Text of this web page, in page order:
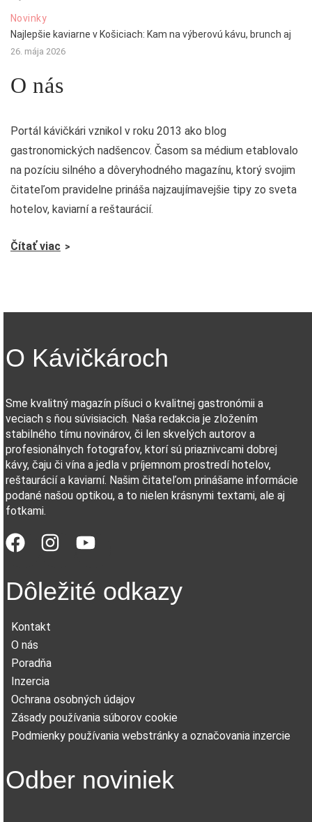
Novinky
Najlepšie kaviarne v Košiciach: Kam na výberovú kávu, brunch aj
26. mája 2026
O nás
Portál kávičkári vznikol v roku 2013 ako blog
gastronomických nadšencov. Časom sa médium etablovalo
na pozíciu silného a dôveryhodného magazínu, ktorý svojim
čitateľom pravidelne prináša najzaujímavejšie tipy zo sveta
hotelov, kaviarní a reštaurácií.
Čítať viac
O Kávičkároch
Sme kvalitný magazín píšuci o kvalitnej gastronómii a
veciach s ňou súvisiacich. Naša redakcia je zložením
stabilného tímu novinárov, či len skvelých autorov a
profesionálnych fotografov, ktorí sú priaznivcami dobrej
kávy, čaju či vína a jedla v príjemnom prostredí hotelov,
reštaurácií a kaviarní. Našim čitateľom prinášame informácie
podané našou optikou, a to nielen krásnymi textami, ale aj
fotkami.
Dôležité odkazy
Kontakt
O nás
Poradňa
Inzercia
Ochrana osobných údajov
Zásady používania súborov cookie
Podmienky používania webstránky a označovania inzercie
Odber noviniek